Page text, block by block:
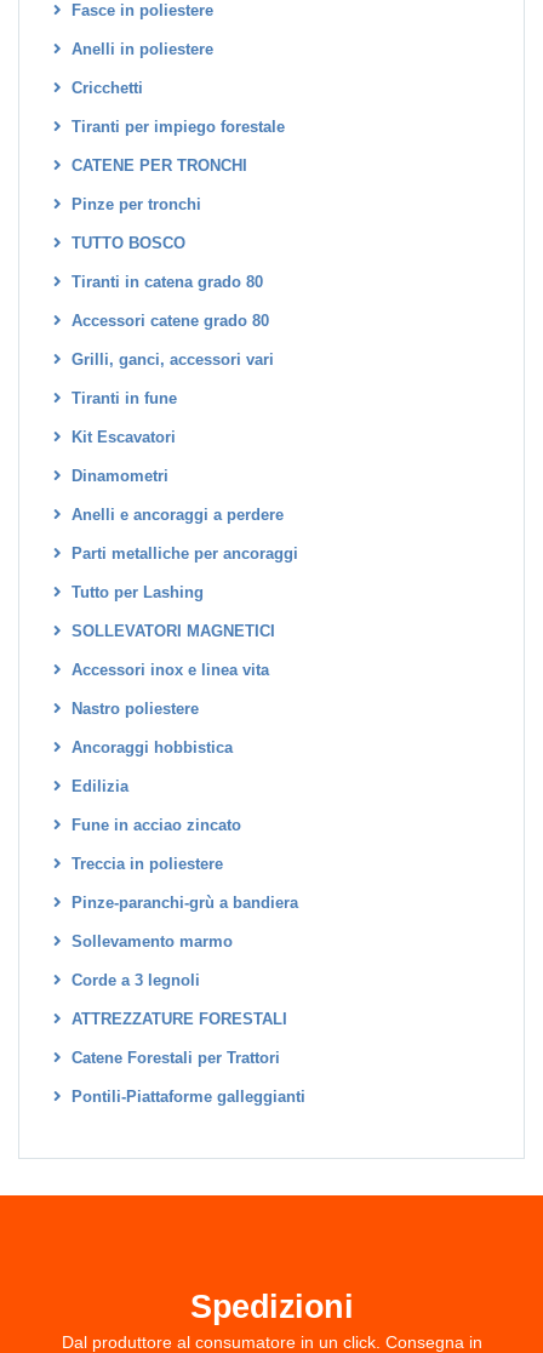
Fasce in poliestere
Anelli in poliestere
Cricchetti
Tiranti per impiego forestale
CATENE PER TRONCHI
Pinze per tronchi
TUTTO BOSCO
Tiranti in catena grado 80
Accessori catene grado 80
Grilli, ganci, accessori vari
Tiranti in fune
Kit Escavatori
Dinamometri
Anelli e ancoraggi a perdere
Parti metalliche per ancoraggi
Tutto per Lashing
SOLLEVATORI MAGNETICI
Accessori inox e linea vita
Nastro poliestere
Ancoraggi hobbistica
Edilizia
Fune in acciao zincato
Treccia in poliestere
Pinze-paranchi-grù a bandiera
Sollevamento marmo
Corde a 3 legnoli
ATTREZZATURE FORESTALI
Catene Forestali per Trattori
Pontili-Piattaforme galleggianti
Spedizioni
Dal produttore al consumatore in un click. Consegna in